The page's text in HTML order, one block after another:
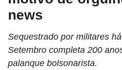
news
Sequestrado por militares
Setembro completa 200
palanque bolsonarista.